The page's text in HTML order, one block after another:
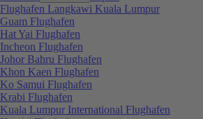
Flughafen Langkawi Kuala Lumpur
Guam Flughafen
Hat Yai Flughafen
Incheon Flughafen
Johor Bahru Flughafen
Khon Kaen Flughafen
Ko Samui Flughafen
Krabi Flughafen
Kuala Lumpur International Flughafen